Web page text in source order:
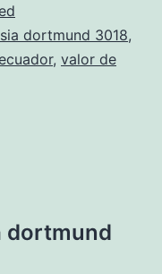
dortmund 3018,
, valor de
dortmund